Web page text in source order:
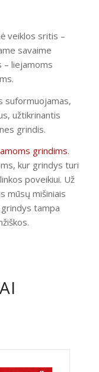
veiklos sritis –
savaime
– liejamoms
suformuojamas,
užtikrinantis
grindis.
grindims.
kur grindys turi
poveikiui. Už
mūsų mišiniais
tampa